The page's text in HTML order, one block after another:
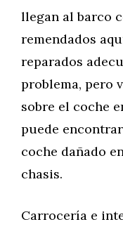
llegan al barco
remendados
reparados
problema, pero
sobre el coche
puede
coche dañado
chasis.
Carrocería e